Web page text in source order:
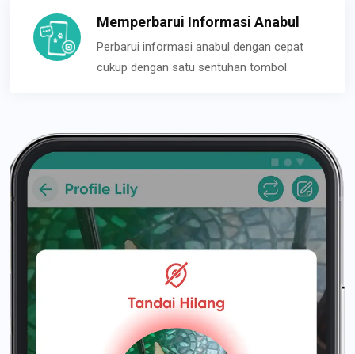
Memperbarui Informasi Anabul
Perbarui informasi anabul dengan cepat
cukup dengan satu sentuhan tombol.